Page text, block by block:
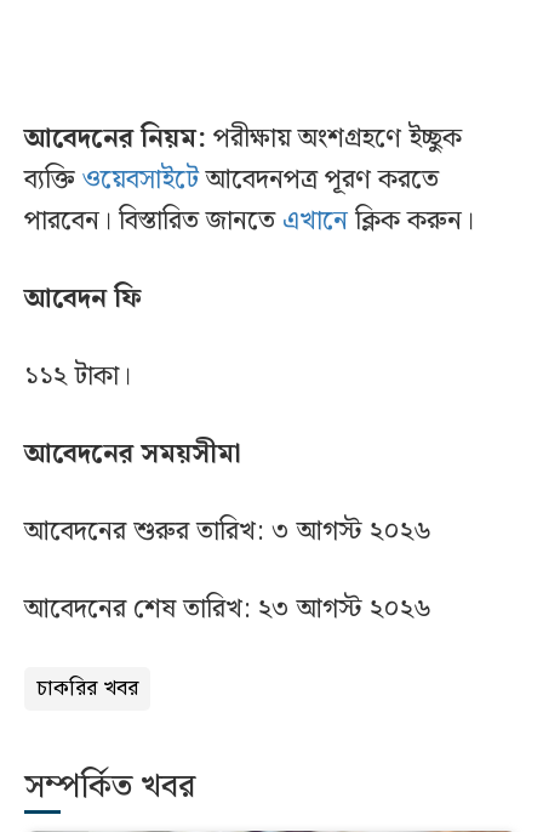
আবেদনের নিয়ম: পরীক্ষায় অংশগ্রহণে ইচ্ছুক
ব্যক্তিওয়েবসাইটেআবেদনপত্র পূরণ করতে
পারবেন। বিস্তারিত জানতেএখানেক্লিক করুন।
আবেদন ফি
১১২ টাকা।
আবেদনের সময়সীমা
আবেদনের শুরুর তারিখ: ৩ আগস্ট ২০২৬
আবেদনের শেষ তারিখ: ২৩ আগস্ট ২০২৬
চাকরির খবর
সম্পর্কিত খবর